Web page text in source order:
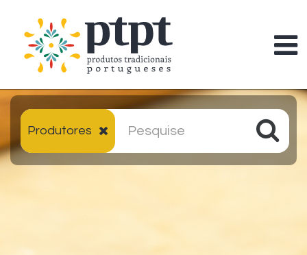
Produtores